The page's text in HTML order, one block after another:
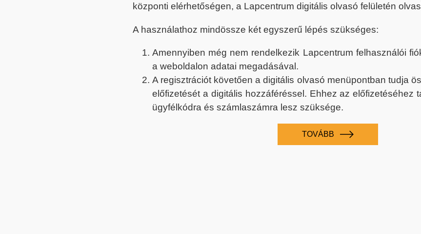
központi elérhetőségen, a Lapcentrum digitális olvasó felületén
A használathoz mindössze két egyszerű lépés szükséges:
Amennyiben még nem rendelkezik Lapcentrum felhasználói
a weboldalon adatai megadásával.
A regisztrációt követően a digitális olvasó menüpontban tudja
előfizetését a digitális hozzáféréssel. Ehhez az előfizetéséhez
ügyfélkódra és számlaszámra lesz szüksége.
TOVÁBB